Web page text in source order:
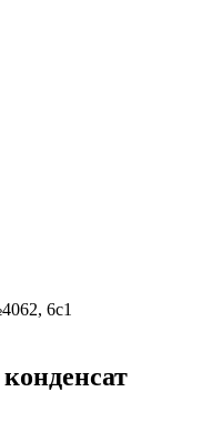
6с1